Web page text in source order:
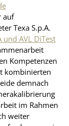
auf
Texa S.p.A.
und AVL DiTest
Kompetenzen
kombinierten
demnach
im Rahmen
weiter